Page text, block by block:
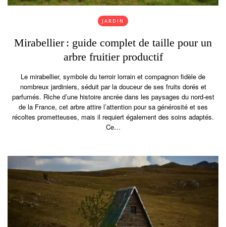
JARDIN
Mirabellier : guide complet de taille pour un
arbre fruitier productif
Le mirabellier, symbole du terroir lorrain et compagnon fidèle de
nombreux jardiniers, séduit par la douceur de ses fruits dorés et
parfumés. Riche d’une histoire ancrée dans les paysages du nord-est
de la France, cet arbre attire l’attention pour sa générosité et ses
récoltes prometteuses, mais il requiert également des soins adaptés.
Ce…